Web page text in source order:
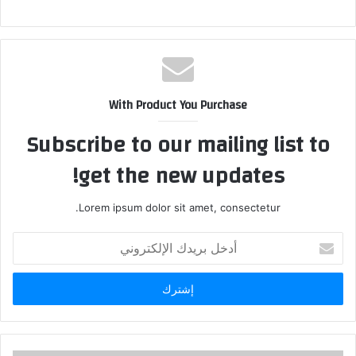
With Product You Purchase
Subscribe to our mailing list to
get the new updates!
Lorem ipsum dolor sit amet, consectetur.
خ
ب
ر